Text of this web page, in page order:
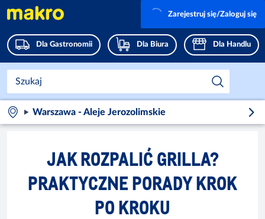
Dla Gastronomii Dla Biura Dla Handlu
Zarejestruj się/Zaloguj się
Warszawa - Aleje Jerozolimskie
JAK ROZPALIĆ GRILLA?
PRAKTYCZNE PORADY KROK
PO KROKU